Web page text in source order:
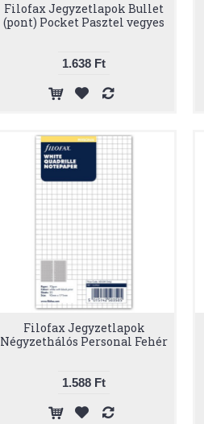
Filofax Jegyzetlapok Bullet
(pont) Pocket Pasztel vegyes
1.638 Ft
Filofax Jegyzetlapok
Négyzethálós Personal Fehér
1.588 Ft